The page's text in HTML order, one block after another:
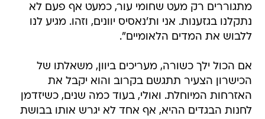
מתגוררים רק מעט שחומי עור, כמעט אף פעם לא
נתקלנו בגזענות. אני ות'נאסיס יוונים, וזהו. מגיע לנו
ללבוש את המדים הלאומיים".
אם הכול ילך כשורה, מעריכים ביוון, משאלתו של
הכישרון הצעיר תתגשם בקרוב והוא יקבל את
האזרחות המיוחלת. ואולי, בעוד כמה שנים, כשיזדמן
לחנות הבגדים ההיא, אף אחד לא יגרש אותו בבושת